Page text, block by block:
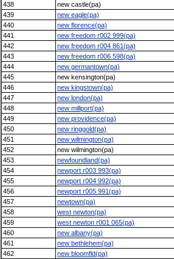
438
new castle(pa)
439
new eagle(pa)
440
new florence(pa)
441
new freedom r002 999(pa)
442
new freedom r004 861(pa)
443
new freedom r006 598(pa)
444
new germantown(pa)
445
new kensington(pa)
446
new kingstown(pa)
447
new london(pa)
448
new millport(pa)
449
new providence(pa)
450
new ringgold(pa)
451
new wilmington(pa)
452
new wilmington(pa)
453
newfoundland(pa)
454
newport r003 993(pa)
455
newport r004 992(pa)
456
newport r005 991(pa)
457
newtown(pa)
458
west newton(pa)
459
west newton r001 065(pa)
460
new albany(pa)
461
new bethlehem(pa)
462
new bloomfld(pa)